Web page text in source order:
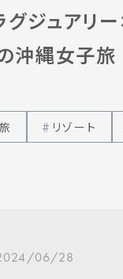
ジュアリ
沖縄女子旅
リゾート
06/28